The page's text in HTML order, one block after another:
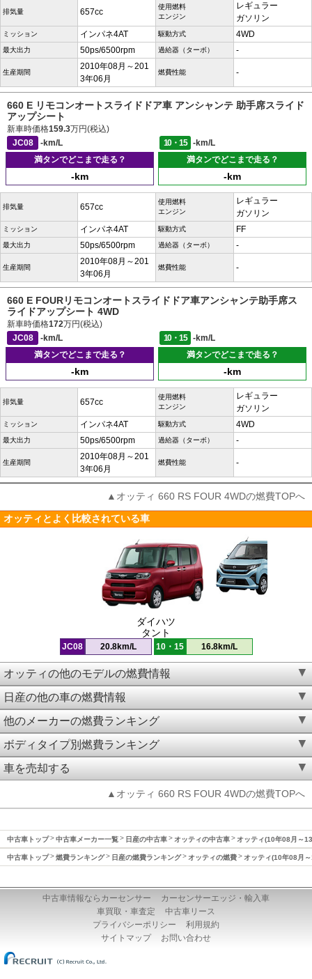
排気量 657cc
使用燃料
エンジン
レギュラー
ガソリン
ミッション インパネ4AT 駆動方式 4WD
最大出力 50ps/6500rpm 過給器（ターボ） -
生産期間
2010年08月～201
3年06月
燃費性能 -
660 E リモコンオートスライドドア車 アンシャンテ 助手席スライド
アップシート
新車時価格159.3万円(税込)
JC08
-km/L 10・15
-km/L
満タンでどこまで走る？
-km
満タンでどこまで走る？
-km
排気量 657cc
使用燃料
エンジン
レギュラー
ガソリン
ミッション インパネ4AT 駆動方式 FF
最大出力 50ps/6500rpm 過給器（ターボ） -
生産期間
2010年08月～201
3年06月
燃費性能 -
660 E FOURリモコンオートスライドドア車アンシャンテ助手席ス
ライドアップシート 4WD
新車時価格172万円(税込)
JC08
-km/L 10・15
-km/L
満タンでどこまで走る？
-km
満タンでどこまで走る？
-km
排気量 657cc
使用燃料
エンジン
レギュラー
ガソリン
ミッション インパネ4AT 駆動方式 4WD
最大出力 50ps/6500rpm 過給器（ターボ） -
生産期間
2010年08月～201
3年06月
燃費性能 -
▲オッティ 660 RS FOUR 4WDの燃費TOPへ
オッティとよく比較されている車
ダイハツ
タント
JC08 20.8km/L 10・15 16.8km/L
オッティの他のモデルの燃費情報
日産の他の車の燃費情報
他のメーカーの燃費ランキング
ボディタイプ別燃費ランキング
車を売却する
▲オッティ 660 RS FOUR 4WDの燃費TOPへ
中古車トップ 中古車メーカー一覧 日産の中古車 オッティの中古車 オッティ(10年08月～
中古車トップ 燃費ランキング 日産の燃費ランキング オッティの燃費 オッティ(10年08月
中古車情報ならカーセンサー
カーセンサーエッジ・輸入車
車買取・車査定
中古車リース
プライバシーポリシー
利用規約
サイトマップ
お問い合わせ